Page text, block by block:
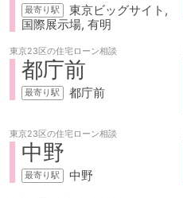
東京ビッグサイト
国際展示場 有明
東京23区の住宅ローン相談
都庁前
都庁前
東京23区の住宅ローン相談
中野
中野